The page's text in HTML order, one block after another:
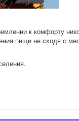
к комфорту
пищи не сходя с